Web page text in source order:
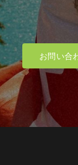
お問い合